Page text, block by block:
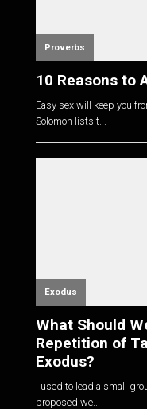
Proverbs
10 Reasons to
Easy sex will keep you
Solomon lists t...
Exodus
What Should
Repetition of
Exodus?
I used to lead a small
proposed we...